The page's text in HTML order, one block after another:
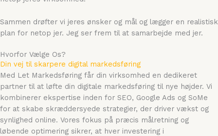
Sammen drøfter vi jeres ønsker og mål og lægger en realistisk
plan for netop jer. Jeg ser frem til at samarbejde med jer.
Hvorfor Vælge Os?
Din vej til skarpere digital markedsføring
Med Let Markedsføring får din virksomhed en dedikeret
partner til at løfte din digitale markedsføring til nye højder. Vi
kombinerer ekspertise inden for SEO, Google Ads og SoMe
for at skabe skræddersyede strategier, der driver vækst og
synlighed online. Vores fokus på præcis målretning og
løbende optimering sikrer, at hver investering i